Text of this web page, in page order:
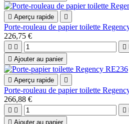
 Aperçu rapide 
Porte-rouleau de papier toilette
226,75 €
  
 Ajouter au panier
 Aperçu rapide 
Porte-rouleau de papier toilette
266,88 €
  
 Ajouter au panier